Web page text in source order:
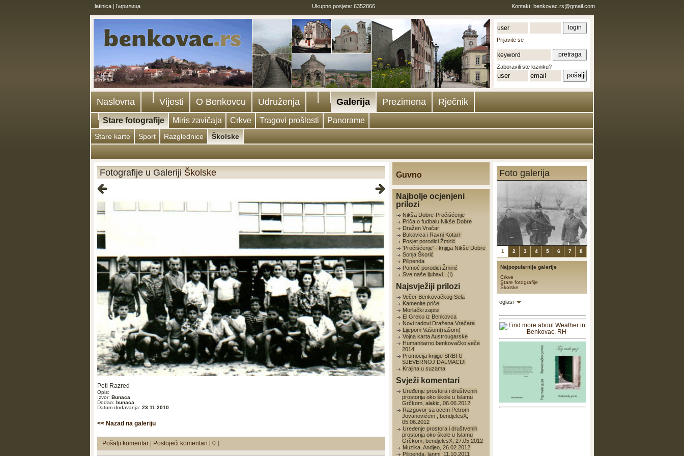
latinica| ћирилица Ukupno posjeta: 6352866 Kontakt: benkovac.rs@gmail.com
Prijavite se
Zaboravili ste lozinku?
Naslovna Vijesti O Benkovcu Udruženja Galerija Prezimena Rječnik
Stare fotografije Miris zavičaja Crkve Tragovi prošlosti Panorame
Stare karte Sport Razglednice Školske
Fotografije u Galeriji Školske
Peti Razred
Opis:
Izvor: Bunaca
Dodao: bunaca
Datum dodavanja: 23.11.2010
<< Nazad na galeriju
Pošalji komentar Postojeći komentari [ 0 ]
Guvno
Najbolje ocjenjeni
prilozi
Nikša Dobre-Pročišćenje
Priča o fudbalu Nikše Dobre
Dražen Vračar
Bukovica i Ravni Kotari-
Posjet porodici Žmirić
'Pročišćenje' - knjiga Nikše Dobre
Sonja Škorić
Pilipenda
Pomoć porodici Žmirić
Sve naše ljubavi...(I)
Najsvježiji prilozi
Večer Benkovačkog Sela
Kamenite priče
Morlački zapisi
El Greko iz Benkovca
Novi radovi Dražena Vračara
Lijepom Vašom(našom)
Vojna karta Austrougarske
Humanitarno benkovačko veče
2014
Promocija knjige SRBI U
SJEVERNOJ DALMACIJI
Krajina u suzama
Svježi komentari
Uređenje prostora i društvenih
prostorija oko škole u Islamu
Grčkom, alakic, 06.06.2012
Razgovor sa ocem Petrom
Jovanovićem , bendjelesX,
05.06.2012
Uređenje prostora i društvenih
prostorija oko škole u Islamu
Grčkom, bendjelesX, 27.05.2012
Muzika, Andjeo, 26.02.2012
Pilipenda, lanmi, 11.10.2011
Foto galerija
1 2 3 4 5 6 7 8
Najpopularnije galerije
Crkve
Stare fotografije
Školske
oglasi